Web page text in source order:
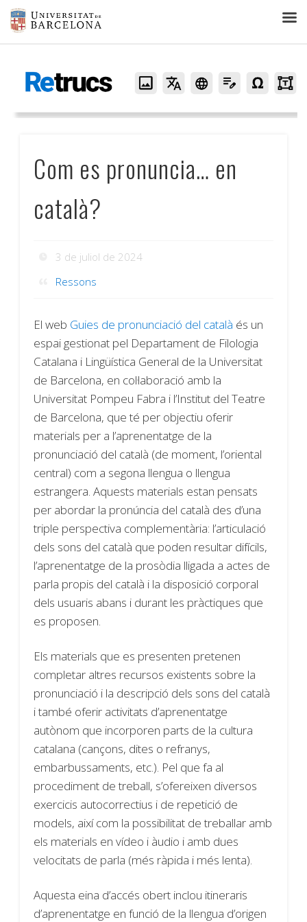
Retrucs
Com es pronuncia… en
català?
3 de juliol de 2024
Ressons
El web Guies de pronunciació del català és un
espai gestionat pel Departament de Filologia
Catalana i Lingüística General de la Universitat
de Barcelona, en col·laboració amb la
Universitat Pompeu Fabra i l’Institut del Teatre
de Barcelona, que té per objectiu oferir
materials per a l’aprenentatge de la
pronunciació del català (de moment, l’oriental
central) com a segona llengua o llengua
estrangera. Aquests materials estan pensats
per abordar la pronúncia del català des d’una
triple perspectiva complementària: l’articulació
dels sons del català que poden resultar difícils,
l’aprenentatge de la prosòdia lligada a actes de
parla propis del català i la disposició corporal
dels usuaris abans i durant les pràctiques que
es proposen.
Els materials que es presenten pretenen
completar altres recursos existents sobre la
pronunciació i la descripció dels sons del català
i també oferir activitats d’aprenentatge
autònom que incorporen parts de la cultura
catalana (cançons, dites o refranys,
embarbussaments, etc.). Pel que fa al
procediment de treball, s’ofereixen diversos
exercicis autocorrectius i de repetició de
models, així com la possibilitat de treballar amb
els materials en vídeo i àudio i amb dues
velocitats de parla (més ràpida i més lenta).
Aquesta eina d’accés obert inclou itineraris
d’aprenentatge en funció de la llengua d’origen